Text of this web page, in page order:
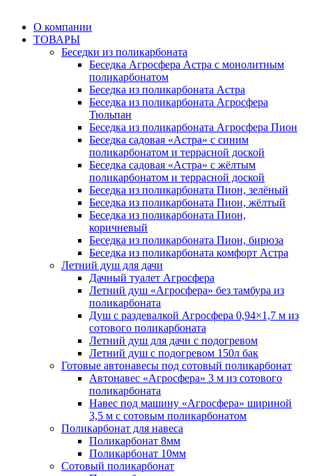
О компании
ТОВАРЫ
Беседки из поликарбоната
Беседка Агросфера Астра с монолитным
поликарбонатом
Беседка из поликарбоната Астра
Беседка из поликарбоната Агросфера
Тюльпан
Беседка из поликарбоната Агросфера Пион
Беседка садовая «Астра» с синим
поликарбонатом и террасной доской
Беседка садовая «Астра» с жёлтым
поликарбонатом и террасной доской
Беседка из поликарбоната Пион, зелёный
Беседка из поликарбоната Пион, жёлтый
Беседка из поликарбоната Пион,
коричневый
Беседка из поликарбоната Пион, бирюза
Беседка из поликарбоната комфорт Астра
Летний душ для дачи
Дачный туалет Агросфера
Летний душ «Агросфера» без тамбура из
поликарбоната
Душ с раздевалкой Агросфера 0,94×1,7 м из
сотового поликарбоната
Летний душ для дачи с подогревом
Летний душ с подогревом 150л бак
Готовые автонавесы под сотовый поликарбонат
Автонавес «Агросфера» 3 м из сотового
поликарбоната
Навес под машину «Агросфера» шириной
3,5 м с сотовым поликарбонатом
Поликарбонат для навеса
Поликарбонат 8мм
Поликарбонат 10мм
Сотовый поликарбонат